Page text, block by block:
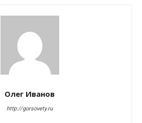
Олег Иванов
http://gorsovety.ru